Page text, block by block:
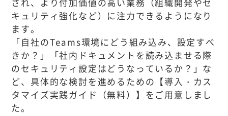
キュリティ強化など）に注力できるようになり
ます。
「自社のTeams環境にどう組み込み、設定すべ
きか？」「社内ドキュメントを読み込ませる際
のセキュリティ設定はどうなっているか？」な
ど、具体的な検討を進めるための【導入・カス
タマイズ実践ガイド（無料）】をご用意しまし
た。